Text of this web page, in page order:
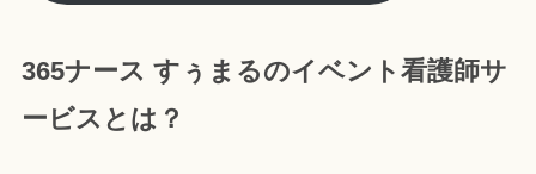
365ナース すぅまるのイベント看護師サ
ービスとは？